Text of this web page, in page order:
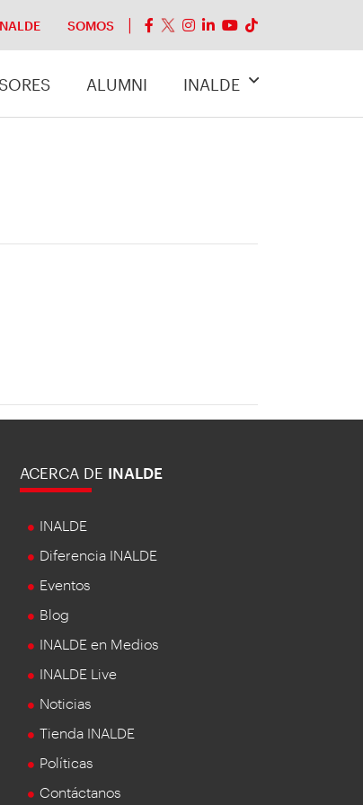
SOMOS
ALUMNI INALDE
ACERCA DE INALDE
INALDE
Diferencia INALDE
Eventos
Blog
INALDE en Medios
INALDE Live
Noticias
Tienda INALDE
Políticas
Contáctanos